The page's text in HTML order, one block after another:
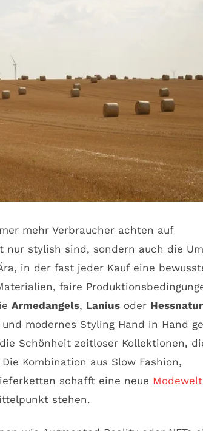
mehr Verbraucher achten auf
stylish sind, sondern auch die
in der fast jeder Kauf eine
faire
Armedangels, Lanius oder Hessnatur
modernes Styling Hand in Hand
Schönheit zeitloser Kollektionen,
Kombination aus Slow Fashion,
schafft eine neue Modewelt
stehen.